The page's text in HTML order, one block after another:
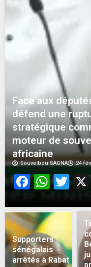
Face aux
défend une
stratégique
moteur de
africaine
Souveibou SAGNA 24
Supporters
sénégalais
arrêtés à Rabat :